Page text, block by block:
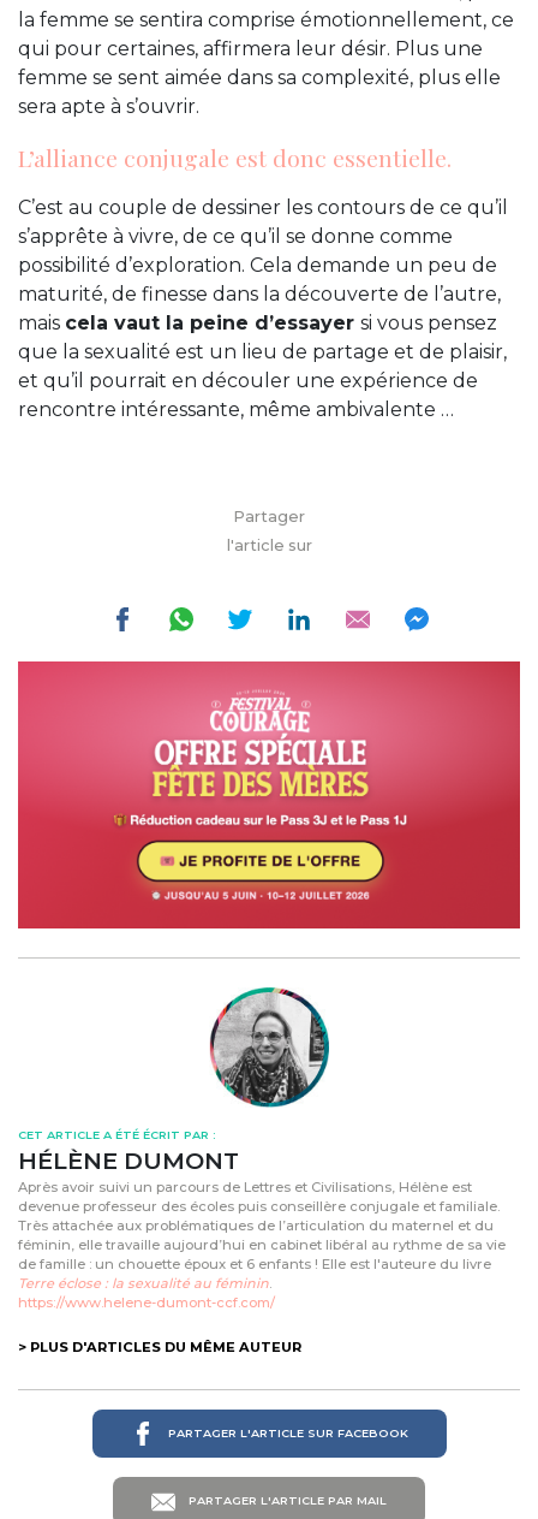
la femme se sentira comprise émotionnellement, ce
qui pour certaines, affirmera leur désir. Plus une
femme se sent aimée dans sa complexité, plus elle
sera apte à s’ouvrir.
L’alliance conjugale est donc essentielle.
C’est au couple de dessiner les contours de ce qu’il
s’apprête à vivre, de ce qu’il se donne comme
possibilité d’exploration. Cela demande un peu de
maturité, de finesse dans la découverte de l’autre,
mais cela vaut la peine d’essayer si vous pensez
que la sexualité est un lieu de partage et de plaisir,
et qu’il pourrait en découler une expérience de
rencontre intéressante, même ambivalente …
Partager
l'article sur
CET ARTICLE A ÉTÉ ÉCRIT PAR :
HÉLÈNE DUMONT
Après avoir suivi un parcours de Lettres et Civilisations, Hélène est
devenue professeur des écoles puis conseillère conjugale et familiale.
Très attachée aux problématiques de l’articulation du maternel et du
féminin, elle travaille aujourd’hui en cabinet libéral au rythme de sa vie
de famille : un chouette époux et 6 enfants ! Elle est l'auteure du livre
Terre éclose : la sexualité au féminin.
https://www.helene-dumont-ccf.com/
> PLUS D'ARTICLES DU MÊME AUTEUR
PARTAGER L'ARTICLE SUR FACEBOOK
PARTAGER L'ARTICLE PAR MAIL